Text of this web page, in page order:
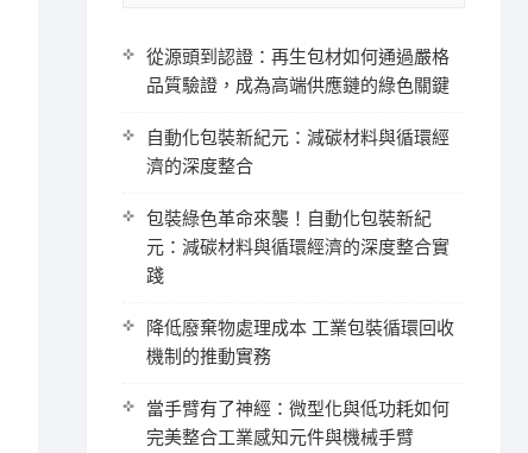
從源頭到認證：再生包材如何通過嚴格
品質驗證，成為高端供應鏈的綠色關鍵
自動化包裝新紀元：減碳材料與循環經
濟的深度整合
包裝綠色革命來襲！自動化包裝新紀
元：減碳材料與循環經濟的深度整合實
踐
降低廢棄物處理成本 工業包裝循環回收
機制的推動實務
當手臂有了神經：微型化與低功耗如何
完美整合工業感知元件與機械手臂